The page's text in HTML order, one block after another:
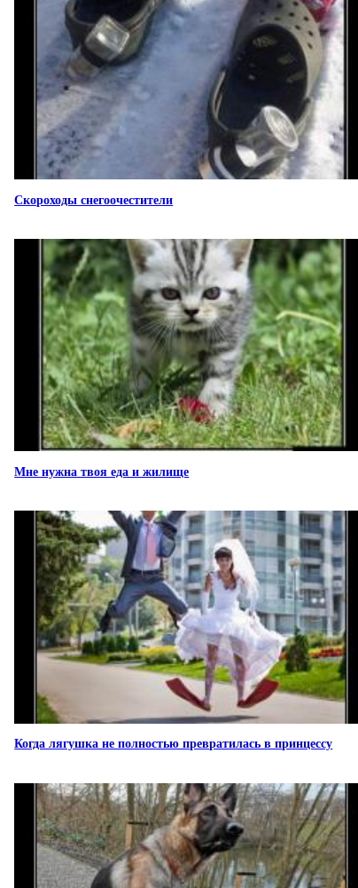
Скороходы снегоочестители
Мне нужна твоя еда и жилище
Когда лягушка не полностью превратилась в принцессу